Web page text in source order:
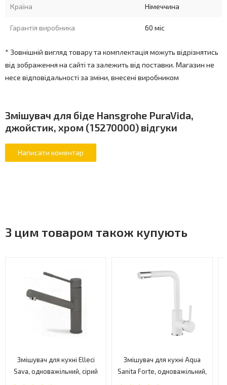
Країна Німеччина
Гарантія виробника 60 міс
* Зовнішній вигляд товару та комплектація можуть відрізнятись
від зображення на сайті та залежить від поставки. Магазин не
несе відповідальності за зміни, внесені виробником
Змішувач для біде Hansgrohe PuraVida,
джойстик, хром (15270000) відгуки
З цим товаром також купують
Змішувач для кухні Elleci
Sava, одноважільний, сірий
(SAVA CHROMIUM 77)
Змішувач для кухні Aqua
Sanita Forte, одноважільний,
алба (5553-710)